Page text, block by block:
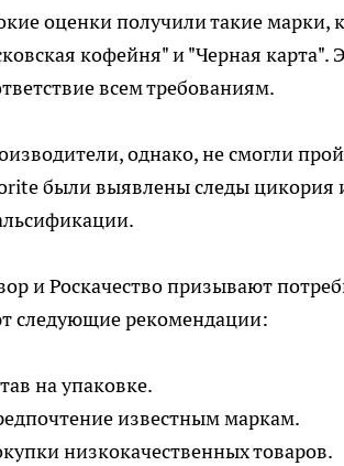
оценки получили такие марки,
кофейня" и "Черная
всем требованиям.
однако, не смогли
были выявлены следы цикория
и Роскачество призывают
следующие рекомендации:
на упаковке.
известным маркам.
низкокачественных товаров.